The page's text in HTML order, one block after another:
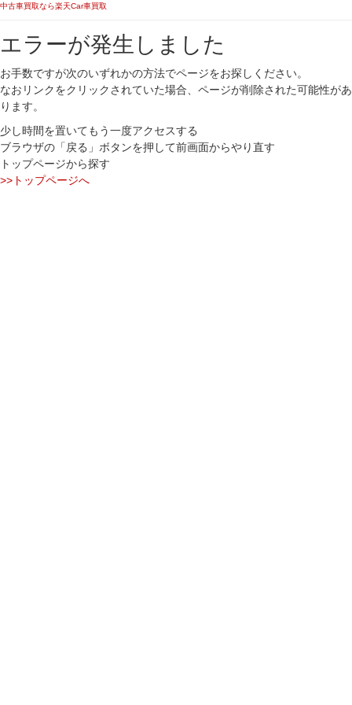
中古車買取なら楽天Car車買取
エラーが発生しました
お手数ですが次のいずれかの方法でページをお探しください。
なおリンクをクリックされていた場合、ページが削除された可能性があ
ります。
少し時間を置いてもう一度アクセスする
ブラウザの「戻る」ボタンを押して前画面からやり直す
トップページから探す
>>トップページへ